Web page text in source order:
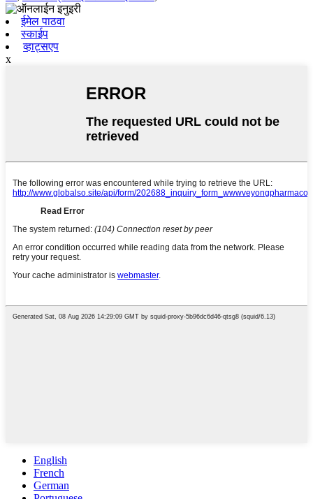
ईमेल पाठवा
स्काईप
व्हाट्सएप
x
English
French
German